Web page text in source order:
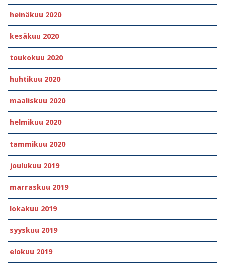
heinäkuu 2020
kesäkuu 2020
toukokuu 2020
huhtikuu 2020
maaliskuu 2020
helmikuu 2020
tammikuu 2020
joulukuu 2019
marraskuu 2019
lokakuu 2019
syyskuu 2019
elokuu 2019